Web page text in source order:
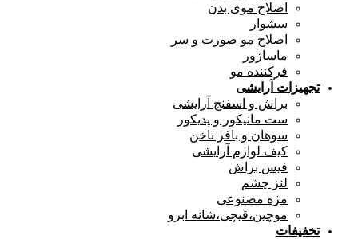
اصلاح موی بدن
سشوار
اصلاح مو صورت و سر
ماساژور
فرکننده مو
تجهیزات آرایشی
براش و اسفنج آرایشی
ست مانیکور و پدیکور
سوهان و بافر ناخن
کیف لوازم آرایشی
فیس براش
لنز چشم
مژه مصنوعی
موچین،قیچی،شانه ابرو
تخفیفات